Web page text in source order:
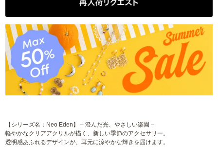
【シリーズ名：Neo Eden】 – 澄んだ光、やさしい楽園 –
軽やかなクリアアクリルが描く、新しい季節のアクセサリー。
透明感あふれるデザインが、耳元に涼やかな輝きを届けます。